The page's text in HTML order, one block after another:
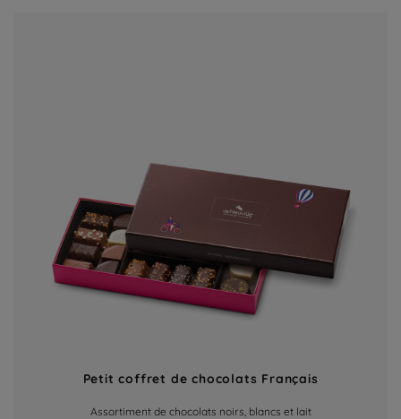
Petit coffret de chocolats Français
Assortiment de chocolats noirs, blancs et lait